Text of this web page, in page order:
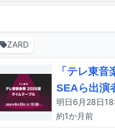
ZARD
「テレ東
SEAら出演
約1か月前